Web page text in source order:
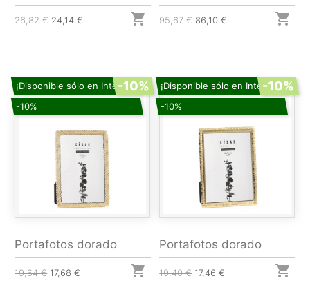
26,82 € 24,14 €  95,67 € 86,10 € 
¡Disponible sólo en Internet!
-10%
-10%
Portafotos dorado
19,64 € 17,68 € 
¡Disponible sólo en Internet!
-10%
-10%
Portafotos dorado
19,40 € 17,46 € 